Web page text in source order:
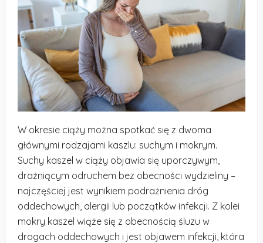
W okresie ciąży można spotkać się z dwoma
głównymi rodzajami kaszlu: suchym i mokrym.
Suchy kaszel w ciąży objawia się uporczywym,
drażniącym odruchem bez obecności wydzieliny –
najczęściej jest wynikiem podrażnienia dróg
oddechowych, alergii lub początków infekcji. Z kolei
mokry kaszel wiąże się z obecnością śluzu w
drogach oddechowych i jest objawem infekcji, która